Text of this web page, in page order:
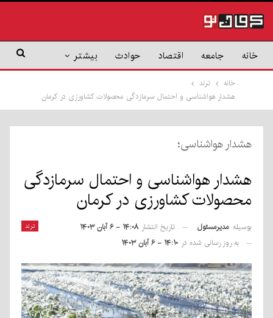
خانه جامعه اقتصاد حوادث بیشتر
خانه
ترند
هشدار هواشناسی و احتمال سرمازدگی محصولات کشاورزی در کرمان
هشدار هواشناسی؛
هشدار هواشناسی و احتمال سرمازدگی
محصولات کشاورزی در کرمان
ترند بوسیله مدیرمسئول تاریخ انتشار ۱۴:۰۸ - ۶ آبان ۱۴۰۳
به روز رسانی شده در ۱۴:۱۰ - ۶ آبان ۱۴۰۳